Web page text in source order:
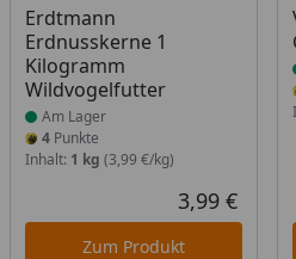
Erdtmann
Erdnusskerne 1
Kilogramm
Wildvogelfutter
Produkt am Lager
Am Lager
4 Punkte
Inhalt: 1 kg (3,99 €/kg)
3,99 €
Zum Produkt